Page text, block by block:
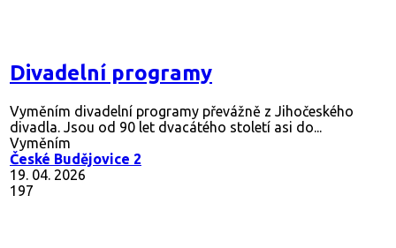
Divadelní programy
Vyměním divadelní programy převážně z Jihočeského
divadla. Jsou od 90 let dvacátého století asi do...
Vyměním
České Budějovice 2
19. 04. 2026
197